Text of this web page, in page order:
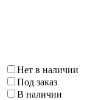
Нет в наличии
Под заказ
В наличии